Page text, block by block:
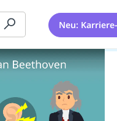
Neu: